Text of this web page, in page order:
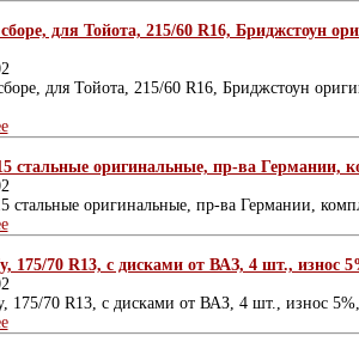
для Тойота, 215/60 R16, Бриджстоун
для Тойота, 215/60 R16, Бриджстоун
стальные оригинальные, пр-ва Германии,
стальные оригинальные, пр-ва Германии,
175/70 R13, с дисками от ВАЗ, 4 шт., износ
175/70 R13, с дисками от ВАЗ, 4 шт., износ